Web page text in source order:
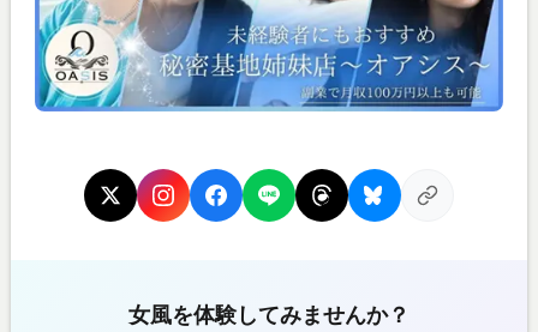
女風を体験してみませんか？